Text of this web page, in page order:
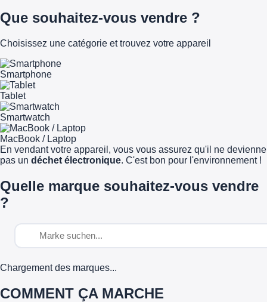
Que souhaitez-vous vendre ?
Choisissez une catégorie et trouvez votre appareil
Smartphone
Tablet
Smartwatch
MacBook / Laptop
En vendant votre appareil, vous vous assurez qu'il ne devienne
pas un déchet électronique. C'est bon pour l'environnement !
Quelle marque souhaitez-vous vendre
?
Chargement des marques...
COMMENT ÇA MARCHE